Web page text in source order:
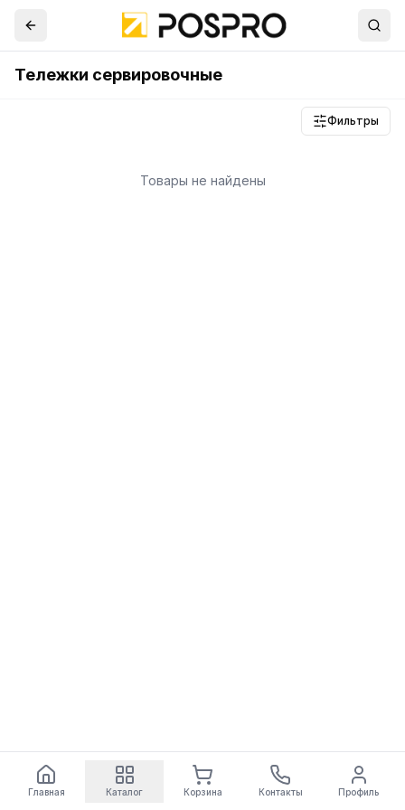
Тележки сервировочные
Фильтры
Товары не найдены
Главная Каталог Корзина Контакты Профиль